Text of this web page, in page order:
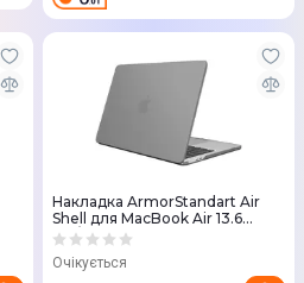
Накладка ArmorStandart Air
Shell для MacBook Air 13.6
M3/M2 (Grey)
Очікується